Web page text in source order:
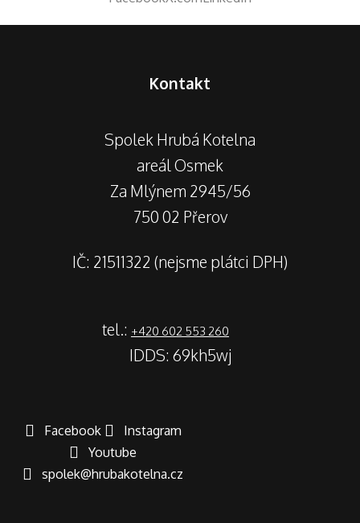
Kontakt
Spolek Hrubá Kotelna
areál Osmek
Za Mlýnem 2945/56
750 02 Přerov
IČ: 21511322 (nejsme plátci DPH)
tel.: +420 602 553 260
IDDS: 69kh5wj
Facebook
Instagram
Youtube
spolek@hrubakotelna.cz